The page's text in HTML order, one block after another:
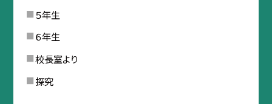
５年生
６年生
校長室より
探究